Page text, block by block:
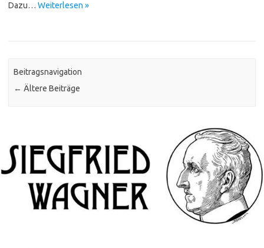
Dazu… Weiterlesen »
Beitragsnavigation
← Ältere Beiträge